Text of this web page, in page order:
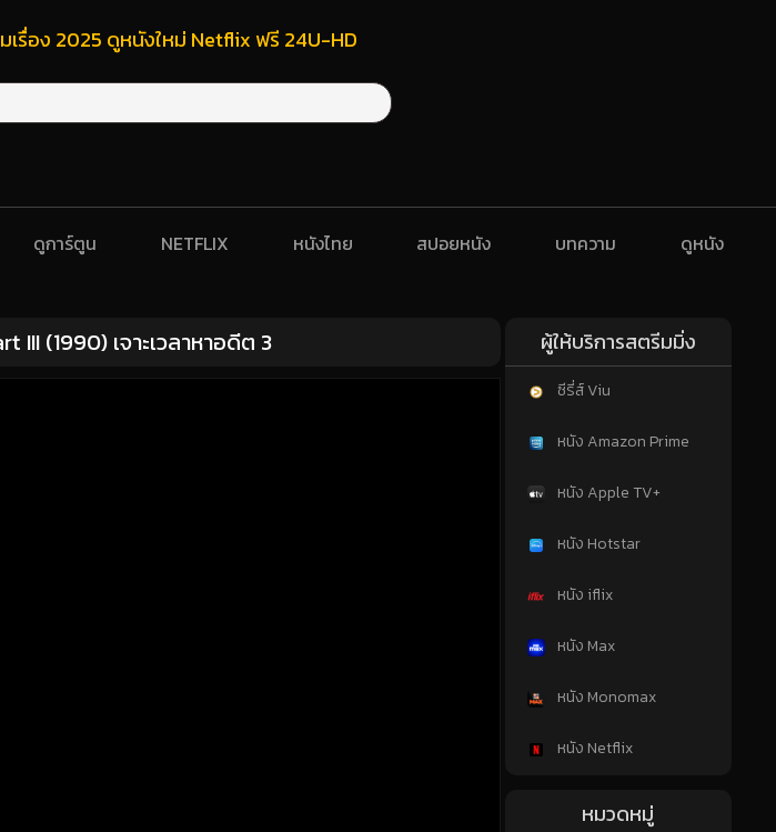
เรื่อง 2025 ดูหนังใหม่ Netflix ฟรี 24U-HD
ดูการ์ตูน NETFLIX หนังไทย สปอยหนัง บทความ ดูหนัง
III (1990) เจาะเวลาหาอดีต 3 ผู้ให้บริการสตรีมมิ่ง
ซีรี่ส์ Viu
หนัง Amazon Prime
หนัง Apple TV+
หนัง Hotstar
หนัง iflix
หนัง Max
หนัง Monomax
หนัง Netflix
หมวดหมู่